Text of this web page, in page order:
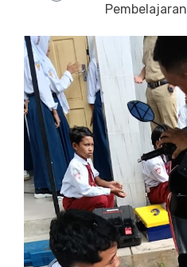
Pembelajaran